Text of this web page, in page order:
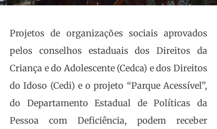
Projetos de organizações sociais aprovados
pelos conselhos estaduais dos Direitos da
Criança e do Adolescente (Cedca) e dos Direitos
do Idoso (Cedi) e o projeto “Parque Acessível”,
do Departamento Estadual de Políticas da
Pessoa com Deficiência, podem receber